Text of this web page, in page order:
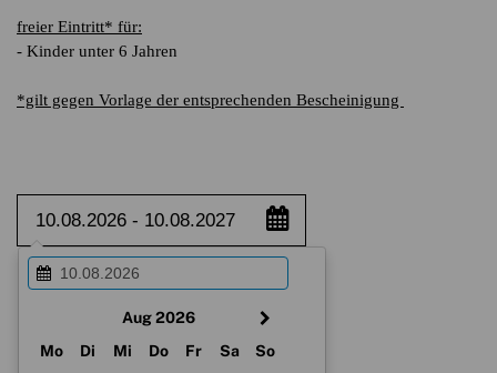
freier Eintritt* für:
- Kinder unter 6 Jahren
*gilt gegen Vorlage der entsprechenden Bescheinigung
Aug 2026
Mo
Di Mi Do Fr Sa
So